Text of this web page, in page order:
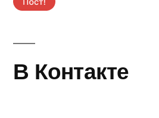
В Контакте